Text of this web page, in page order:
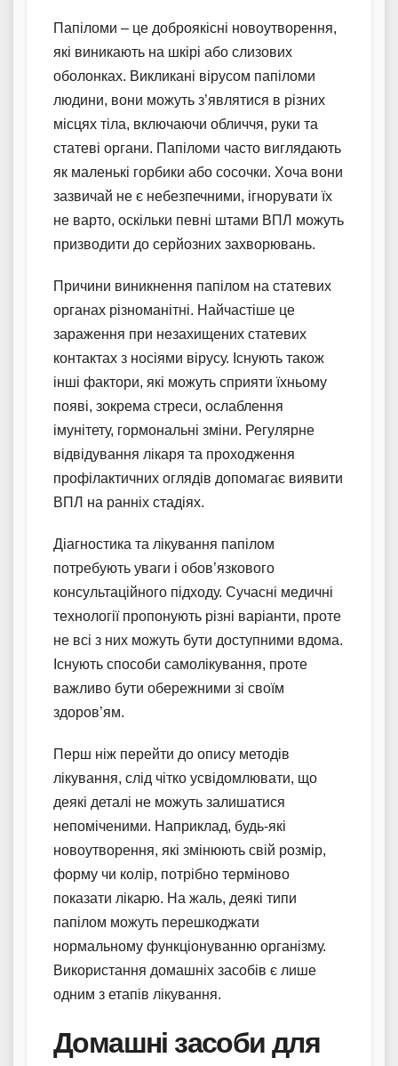
Папіломи – це доброякісні новоутворення,
які виникають на шкірі або слизових
оболонках. Викликані вірусом папіломи
людини, вони можуть з’являтися в різних
місцях тіла, включаючи обличчя, руки та
статеві органи. Папіломи часто виглядають
як маленькі горбики або сосочки. Хоча вони
зазвичай не є небезпечними, ігнорувати їх
не варто, оскільки певні штами ВПЛ можуть
призводити до серйозних захворювань.
Причини виникнення папілом на статевих
органах різноманітні. Найчастіше це
зараження при незахищених статевих
контактах з носіями вірусу. Існують також
інші фактори, які можуть сприяти їхньому
появі, зокрема стреси, ослаблення
імунітету, гормональні зміни. Регулярне
відвідування лікаря та проходження
профілактичних оглядів допомагає виявити
ВПЛ на ранніх стадіях.
Діагностика та лікування папілом
потребують уваги і обов’язкового
консультаційного підходу. Сучасні медичні
технології пропонують різні варіанти, проте
не всі з них можуть бути доступними вдома.
Існують способи самолікування, проте
важливо бути обережними зі своїм
здоров’ям.
Перш ніж перейти до опису методів
лікування, слід чітко усвідомлювати, що
деякі деталі не можуть залишатися
непоміченими. Наприклад, будь-які
новоутворення, які змінюють свій розмір,
форму чи колір, потрібно терміново
показати лікарю. На жаль, деякі типи
папілом можуть перешкоджати
нормальному функціонуванню організму.
Використання домашніх засобів є лише
одним з етапів лікування.
Домашні засоби для